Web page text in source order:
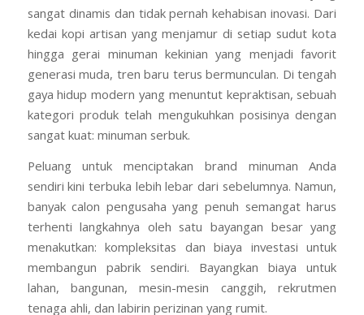
hubungannya dengan produksi minuman serbuk?
Pasar minuman di Indonesia adalah sebuah arena yang
sangat dinamis dan tidak pernah kehabisan inovasi. Dari
kedai kopi artisan yang menjamur di setiap sudut kota
hingga gerai minuman kekinian yang menjadi favorit
generasi muda, tren baru terus bermunculan. Di tengah
gaya hidup modern yang menuntut kepraktisan, sebuah
kategori produk telah mengukuhkan posisinya dengan
sangat kuat: minuman serbuk.
Peluang untuk menciptakan brand minuman Anda
sendiri kini terbuka lebih lebar dari sebelumnya. Namun,
banyak calon pengusaha yang penuh semangat harus
terhenti langkahnya oleh satu bayangan besar yang
menakutkan: kompleksitas dan biaya investasi untuk